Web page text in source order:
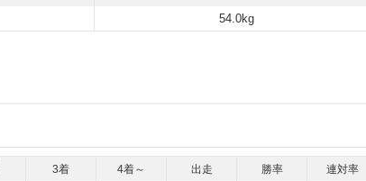
54.0kg
3着 4着～ 出走 勝率 連対率